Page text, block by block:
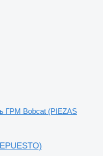
ГРМ Bobcat (PIEZAS